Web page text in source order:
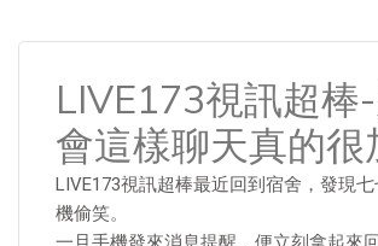
LIVE173視訊超棒
會這樣聊天真的很
LIVE173視訊超棒最近回到宿舍，發現
機偷笑。